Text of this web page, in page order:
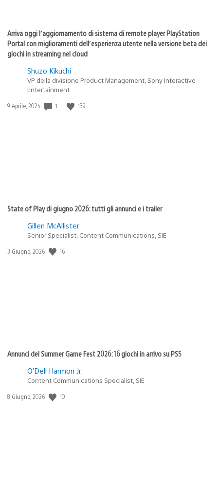
Arriva oggi l’aggiornamento di sistema di remote player PlayStation
Portal con miglioramenti dell’esperienza utente nella versione beta dei
giochi in streaming nel cloud
Shuzo Kikuchi
VP della divisione Product Management, Sony Interactive
Entertainment
Data
9 Aprile, 2025 1 139
State of Play di giugno 2026: tutti gli annunci e i trailer
Gillen McAllister
Senior Specialist, Content Communications, SIE
Data
3 Giugno, 2026 16
Annunci del Summer Game Fest 2026: 16 giochi in arrivo su PS5
O’Dell Harmon Jr.
Content Communications Specialist, SIE
Data
8 Giugno, 2026 10